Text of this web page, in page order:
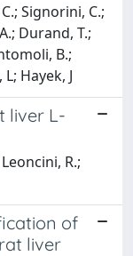
Signorini, C.;
Durand, T.;
B.;
Hayek, J
liver L-
R.;
of
liver